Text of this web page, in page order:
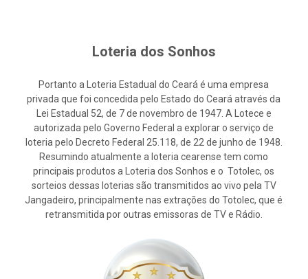
Loteria dos Sonhos
Portanto a Loteria Estadual do Ceará é uma empresa
privada que foi concedida pelo Estado do Ceará através da
Lei Estadual 52, de 7 de novembro de 1947. A Lotece e
autorizada pelo Governo Federal a explorar o serviço de
loteria pelo Decreto Federal 25.118, de 22 de junho de 1948.
Resumindo atualmente a loteria cearense tem como
principais produtos a Loteria dos Sonhos e o Totolec, os
sorteios dessas loterias são transmitidos ao vivo pela TV
Jangadeiro, principalmente nas extrações do Totolec, que é
retransmitida por outras emissoras de TV e Rádio.